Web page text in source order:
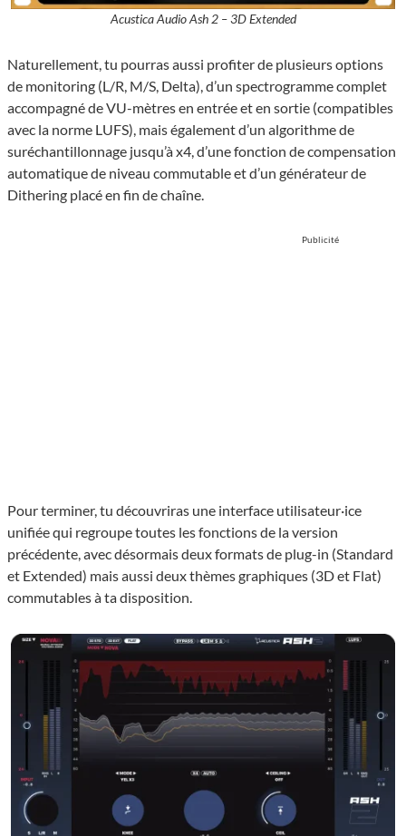
Acustica Audio Ash 2 – 3D Extended
Naturellement, tu pourras aussi profiter de plusieurs options
de monitoring (L/R, M/S, Delta), d’un spectrogramme complet
accompagné de VU-mètres en entrée et en sortie (compatibles
avec la norme LUFS), mais également d’un algorithme de
suréchantillonnage jusqu’à x4, d’une fonction de compensation
automatique de niveau commutable et d’un générateur de
Dithering placé en fin de chaîne.
Publicité
Pour terminer, tu découvriras une interface utilisateur·ice
unifiée qui regroupe toutes les fonctions de la version
précédente, avec désormais deux formats de plug-in (Standard
et Extended) mais aussi deux thèmes graphiques (3D et Flat)
commutables à ta disposition.